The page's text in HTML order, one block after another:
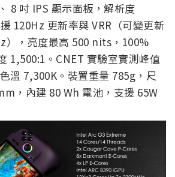
8 吋 IPS 顯示面板，解析度
120Hz 更新率與 VRR（可變更新
），亮度最高 500 nits，100%
1,500:1。CNET 實驗室實測峰值
溫 7,300K。裝置重量 785g，尺
，內建 80 Wh 電池，支援 65W